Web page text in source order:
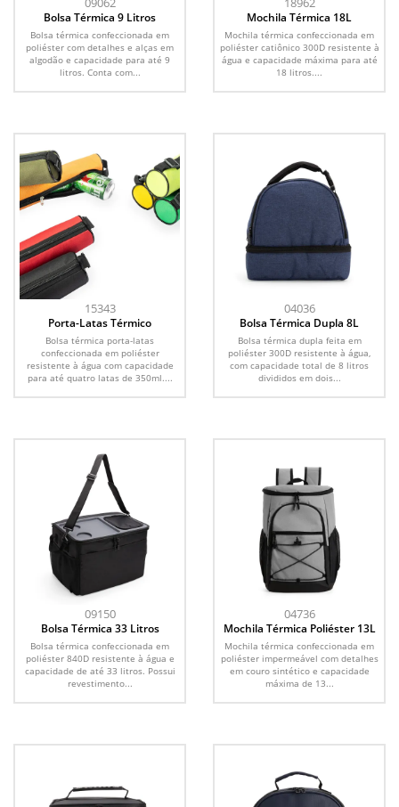
Bolsa Térmica 9 Litros
Bolsa térmica confeccionada em
poliéster com detalhes e alças em
algodão e capacidade para até 9
litros. Conta com...
Mochila Térmica 18L
Mochila térmica confeccionada em
poliéster catiônico 300D resistente à
água e capacidade máxima para até
18 litros....
15343
Porta-Latas Térmico
Bolsa térmica porta-latas
confeccionada em poliéster
resistente à água com capacidade
para até quatro latas de 350ml....
04036
Bolsa Térmica Dupla 8L
Bolsa térmica dupla feita em
poliéster 300D resistente à água,
com capacidade total de 8 litros
divididos em dois...
09150
Bolsa Térmica 33 Litros
Bolsa térmica confeccionada em
poliéster 840D resistente à água e
capacidade de até 33 litros. Possui
revestimento...
04736
Mochila Térmica Poliéster 13L
Mochila térmica confeccionada em
poliéster impermeável com detalhes
em couro sintético e capacidade
máxima de 13...